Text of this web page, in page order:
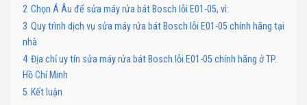
2 Chọn Á Âu để sửa máy rửa bát Bosch lỗi E01-05, vì:
3 Quy trình dịch vụ sửa máy rửa bát Bosch lỗi E01-05 chính hãng tại
nhà
4 Địa chỉ uy tín sửa máy rửa bát Bosch lỗi E01-05 chính hãng ở TP.
Hồ Chí Minh
5 Kết luận